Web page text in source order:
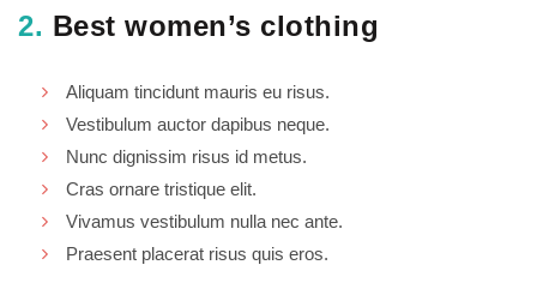
2. Best women’s clothing
Aliquam tincidunt mauris eu risus.
Vestibulum auctor dapibus neque.
Nunc dignissim risus id metus.
Cras ornare tristique elit.
Vivamus vestibulum nulla nec ante.
Praesent placerat risus quis eros.